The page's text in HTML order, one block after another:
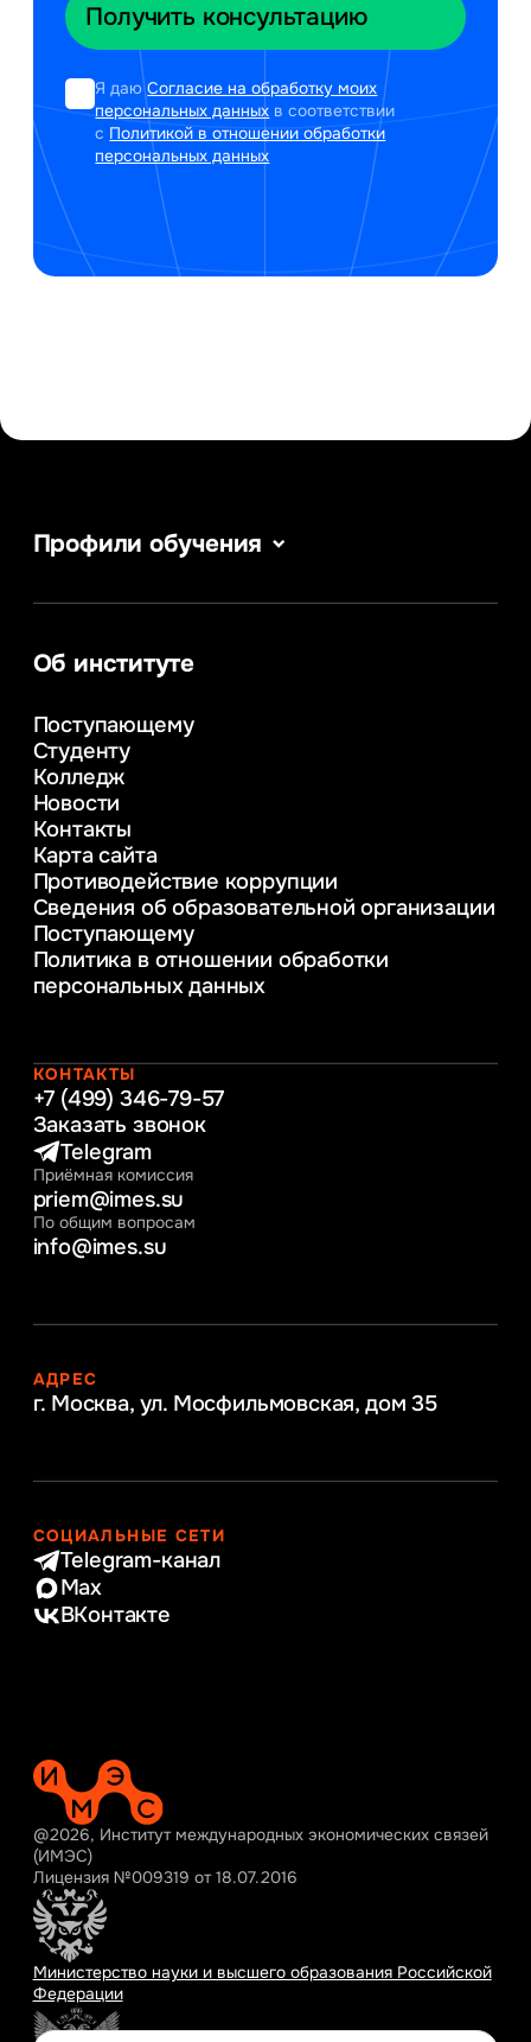
Я даюСогласие на обработку моих
персональных данных в соответствии
с Политикой в отношении обработки
персональных данных
Профили обучения
Информатика
аналитика
Управление в сфере коммерческой
Психолого-педагогическое
консультирование и медиация
в образовании
Веб-дизайн
Управление инновационным развитием
предприятия
Уголовное право
Информационные технологии в бизнесе
Информационное и программное
обеспечение бизнес процессов
Управление человеческими ресурсами
Интернет-маркетинг
Об институте
Поступающему
Студенту
Колледж
Новости
Контакты
Карта сайта
Противодействие коррупции
Сведения об образовательной организации
Поступающему
Политика в отношении обработки
персональных данных
КОНТАКТЫ
+7 (499) 346-79-57
Заказать звонок
Telegram
Приёмная комиссия
priem@imes.su
По общим вопросам
info@imes.su
АДРЕС
г. Москва, ул. Мосфильмовская, дом 35
СОЦИАЛЬНЫЕ СЕТИ
Telegram-канал
Max
ВКонтакте
@2026, Институт международных экономических связей
(ИМЭС)
Лицензия №009319 от 18.07.2016
Министерство науки и высшего образования Российской
Федерации